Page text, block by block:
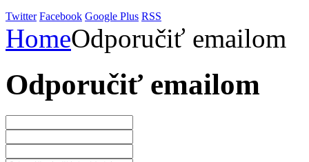
Twitter Facebook Google Plus RSS
HomeOdporučiť emailom
Odporučiť emailom